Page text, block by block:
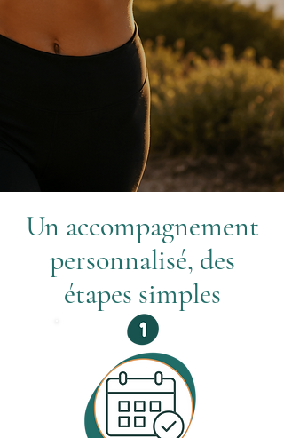
Un accompagnement
personnalisé, des
étapes simples